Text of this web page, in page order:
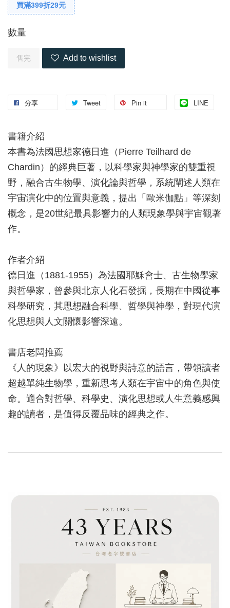
買滿399折29元
數量
售完 Add to wishlist
分享 Tweet Pin it LINE
書籍介紹
本書為法國思想家德日進（Pierre Teilhard de
Chardin）的經典巨著，以科學家與神學家的雙重視
野，融合古生物學、演化論與哲學，系統闡述人類在
宇宙演化中的位置與意義，提出「歐米伽點」等深刻
概念，是20世紀最具影響力的人類現象學與宇宙觀著
作。
作者介紹
德日進（1881-1955）為法國耶穌會士、古生物學家
與哲學家，曾參與北京人化石發掘，長期在中國從事
科學研究，其思想融合科學、哲學與神學，對現代演
化思想與人文關懷影響深遠。
書店老闆推薦
《人的現象》以宏大的視野與詩意的語言，帶領讀者
超越單純生物學，重新思考人類在宇宙中的角色與使
命。適合對哲學、科學史、演化思想或人生意義感興
趣的讀者，是值得反覆品味的經典之作。